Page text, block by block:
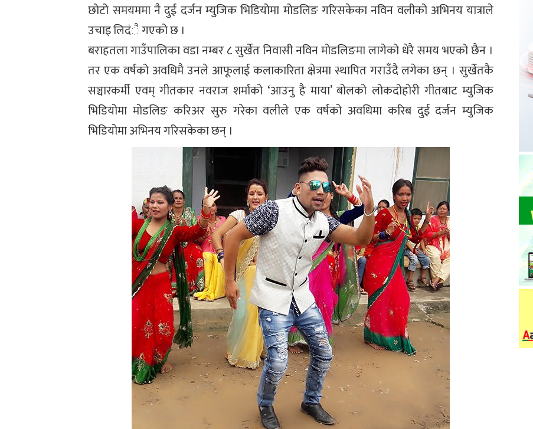
छोटो समयममा नै दुई दर्जन म्युजिक भिडियोमा मोडलिङ गरिसकेका नविन वलीको अभिनय यात्राले
उचाइ लिदंै गएको छ ।
बराहतला गाउँपालिका वडा नम्बर ८ सुर्खेत निवासी नविन मोडलिङमा लागेको धेरै समय भएको छैन ।
तर एक वर्षको अवधिमै उनले आफूलाई कलाकारिता क्षेत्रमा स्थापित गराउँदै लगेका छन् । सुर्खेतकै
सञ्चारकर्मी एवम् गीतकार नवराज शर्माको ‘आउनु है माया’ बोलको लोकदोहोरी गीतबाट म्युजिक
भिडियोमा मोडलिङ करिअर सुरु गरेका वलीले एक वर्षको अवधिमा करिब दुई दर्जन म्युजिक
भिडियोमा अभिनय गरिसकेका छन् ।